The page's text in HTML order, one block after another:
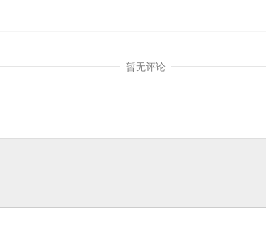
暂无评论